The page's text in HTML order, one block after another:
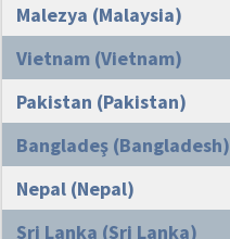
Malezya (Malaysia)
Vietnam (Vietnam)
Pakistan (Pakistan)
Bangladeş (Bangladesh)
Nepal (Nepal)
Sri Lanka (Sri Lanka)